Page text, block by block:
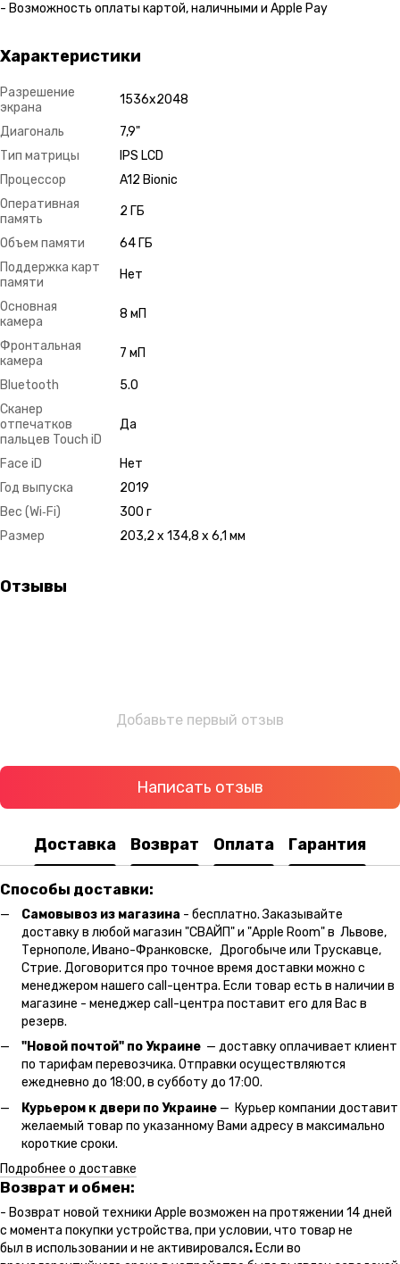
- Возможность оплаты картой, наличными и Apple Pay
Характеристики
Разрешение
экрана
1536х2048
Диагональ
7,9"
Тип матрицы
IPS LCD
Процессор
A12 Bionic
Оперативная
память
2 ГБ
Объем памяти
64 ГБ
Поддержка карт
памяти
Нет
Основная
камера
8 мП
Фронтальная
камера
7 мП
Bluetooth
5.0
Сканер
отпечатков
пальцев Touch iD
Да
Face iD
Нет
Год выпуска
2019
Вес (Wi‑Fi)
300 г
Размер
203,2 x 134,8 x 6,1 мм
Отзывы
Добавьте первый отзыв
Написать отзыв
Доставка Возврат Оплата Гарантия
Способы доставки:
Самовывоз из магазина - бесплатно. Заказывайте
доставку в любой магазин "СВАЙП" и "Apple Room" в Львове,
Тернополе, Ивано-Франковске, Дрогобыче или Трускавце,
Стрие. Договорится про точное время доставки можно с
менеджером нашего call-центра. Если товар есть в наличии в
магазине - менеджер call-центра поставит его для Вас в
резерв.
"Новой почтой" по Украине — доставку оплачивает клиент
по тарифам перевозчика. Отправки осуществляются
ежедневно до 18:00, в субботу до 17:00.
Курьером к двери по Украине — Курьер компании доставит
желаемый товар по указанному Вами адресу в максимально
короткие сроки.
Подробнее о доставке
Возврат и обмен:
- Возврат новой техники Apple возможен на протяжении 14 дней
с момента покупки устройства, при условии, что товар не
был в использовании и не активировался. Если во